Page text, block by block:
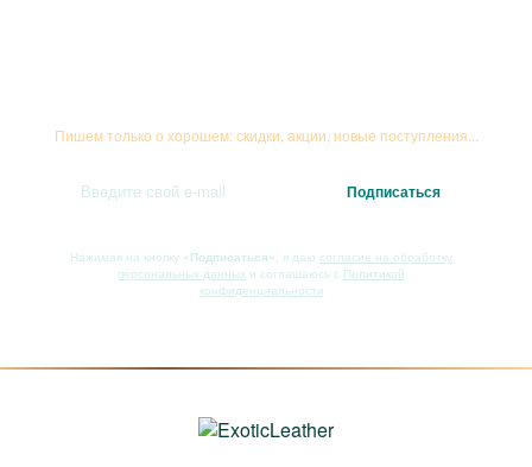
Пишем только о хорошем: скидки, акции, новые поступления...
Нажимая на кнопку «Подписаться» , я даю согласие на обработку
персональных данных и соглашаюсь с Политикой
конфиденциальности